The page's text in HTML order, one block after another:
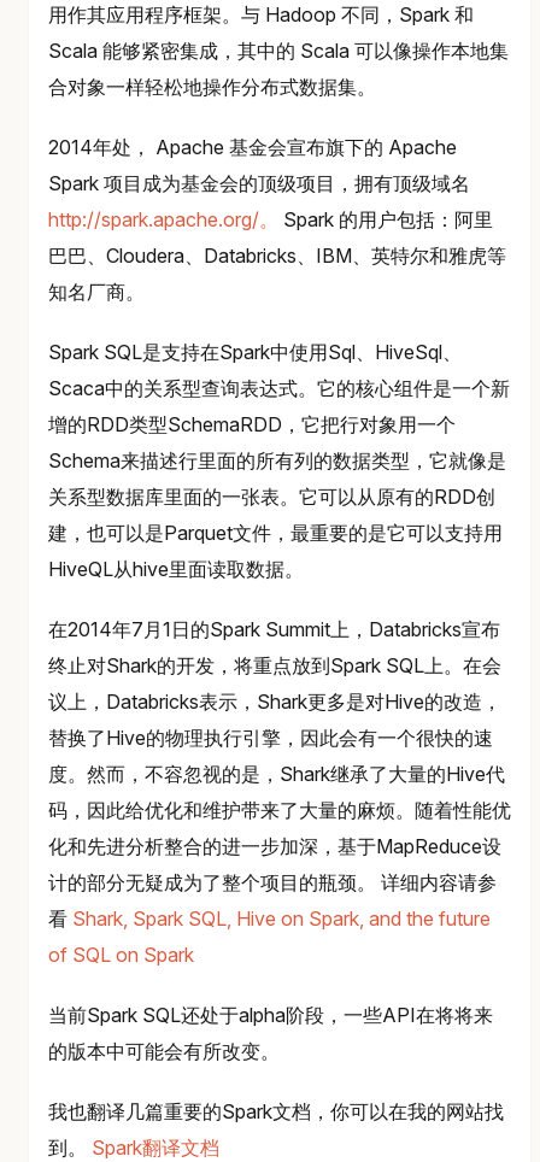
用作其应用程序框架。与 Hadoop 不同，Spark 和
Scala 能够紧密集成，其中的 Scala 可以像操作本地集
合对象一样轻松地操作分布式数据集。
2014年处， Apache 基金会宣布旗下的 Apache
Spark 项目成为基金会的顶级项目，拥有顶级域名
http://spark.apache.org/。
Spark 的用户包括：阿里
巴巴、Cloudera、Databricks、IBM、英特尔和雅虎等
知名厂商。
Spark SQL是支持在Spark中使用Sql、HiveSql、
Scaca中的关系型查询表达式。它的核心组件是一个新
增的RDD类型SchemaRDD，它把行对象用一个
Schema来描述行里面的所有列的数据类型，它就像是
关系型数据库里面的一张表。它可以从原有的RDD创
建，也可以是Parquet文件，最重要的是它可以支持用
HiveQL从hive里面读取数据。
在2014年7月1日的Spark Summit上，Databricks宣布
终止对Shark的开发，将重点放到Spark SQL上。在会
议上，Databricks表示，Shark更多是对Hive的改造，
替换了Hive的物理执行引擎，因此会有一个很快的速
度。然而，不容忽视的是，Shark继承了大量的Hive代
码，因此给优化和维护带来了大量的麻烦。随着性能优
化和先进分析整合的进一步加深，基于MapReduce设
计的部分无疑成为了整个项目的瓶颈。 详细内容请参
看 Shark, Spark SQL, Hive on Spark, and the future
of SQL on Spark
当前Spark SQL还处于alpha阶段，一些API在将将来
的版本中可能会有所改变。
我也翻译几篇重要的Spark文档，你可以在我的网站找
到。 Spark翻译文档